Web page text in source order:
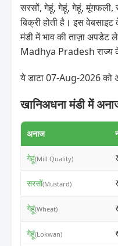
सरसों, गेहूं, गेहूं, गेहूं,
बिक्री होती है। इस
मंडी में भाव की ताज़ा
Madhya Pradesh राज्य
ये डाटा 07-Aug-2026 को
खानिअधना मंडी में
अनाज
गेहूं(Mill Quality)
सरसों(Mustard)
गेहूं(Wheat)
गेहूं(Lokwan)